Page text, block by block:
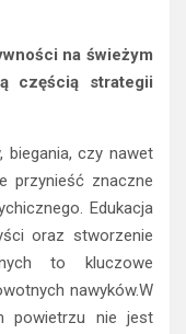
na świeżym
częścią strategii
biegania, czy nawet
przynieść znaczne
Edukacja
oraz stworzenie
to kluczowe
nawyków.W
powietrzu nie jest